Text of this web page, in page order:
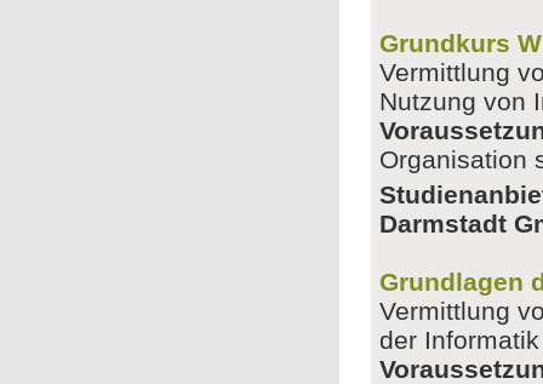
Grundkurs
Vermittlung
Nutzung von
Organisation
Darmstadt
Grundlagen
Vermittlung
der Informatik